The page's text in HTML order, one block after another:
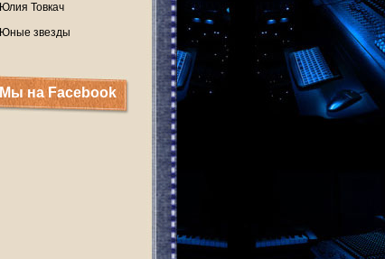
Юлия Товкач
Юные звезды
Мы на Facebook